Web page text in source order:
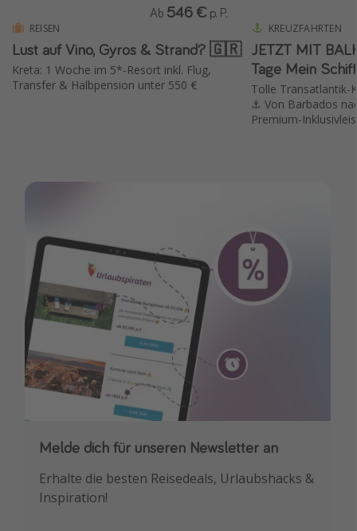
REISEN
Lust auf Vino, Gyros & Strand? 🇬🇷
Kreta: 1 Woche im 5*-Resort inkl. Flug,
Transfer & Halbpension unter 550 €
Ab 546 € p. P.
KREUZFAHRTEN
JETZT MIT
Tage Mein
Tolle Transatlantik-
⚓️ Von Barbados
Premium-
Melde dich für unseren Newsletter an
Erhalte die besten Reisedeals, Urlaubshacks &
Inspiration!
Downloade unsere App
Buche die besten Reiseschnäppchen als
Erstes.